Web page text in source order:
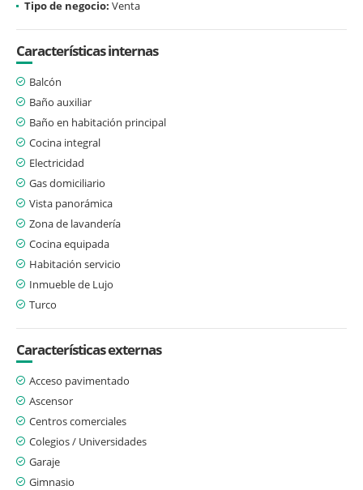
Tipo de negocio: Venta
Características internas
Balcón
Baño auxiliar
Baño en habitación principal
Cocina integral
Electricidad
Gas domiciliario
Vista panorámica
Zona de lavandería
Cocina equipada
Habitación servicio
Inmueble de Lujo
Turco
Características externas
Acceso pavimentado
Ascensor
Centros comerciales
Colegios / Universidades
Garaje
Gimnasio